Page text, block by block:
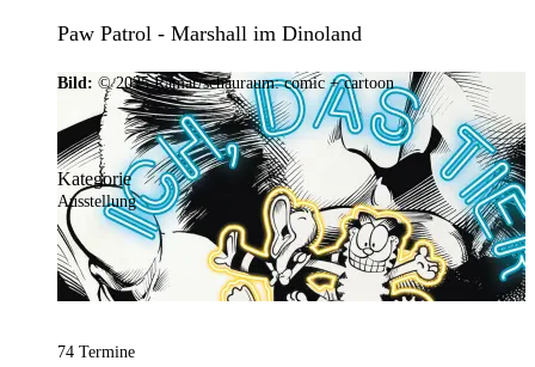
Paw Patrol - Marshall im Dinoland
Bild: © 2025 Ramar/schauraum: comic + cartoon
Kategorie
Ausstellung
74 Termine